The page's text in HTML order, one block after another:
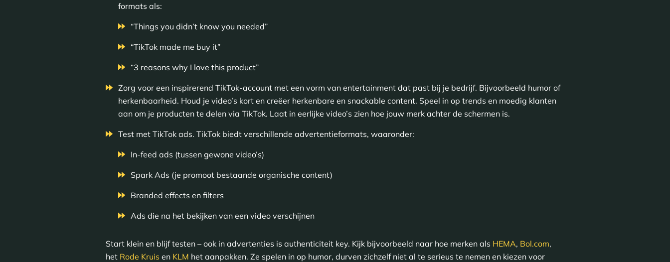
formats als:
“Things you didn’t know you needed”
“TikTok made me buy it”
“3 reasons why I love this product”
Zorg voor een inspirerend TikTok-account met een vorm van entertainment dat past bij je bedrijf. Bijvoorbeeld humor of
herkenbaarheid. Houd je video’s kort en creëer herkenbare en snackable content. Speel in op trends en moedig klanten
aan om je producten te delen via TikTok. Laat in eerlijke video’s zien hoe jouw merk achter de schermen is.
Test met TikTok ads. TikTok biedt verschillende advertentieformats, waaronder:
In-feed ads (tussen gewone video’s)
Spark Ads (je promoot bestaande organische content)
Branded effects en filters
Ads die na het bekijken van een video verschijnen
Start klein en blijf testen – ook in advertenties is authenticiteit key. Kijk bijvoorbeeld naar hoe merken als HEMA, Bol.com,
het Rode Kruis en KLM het aanpakken. Ze spelen in op humor, durven zichzelf niet al te serieus te nemen en kiezen voor